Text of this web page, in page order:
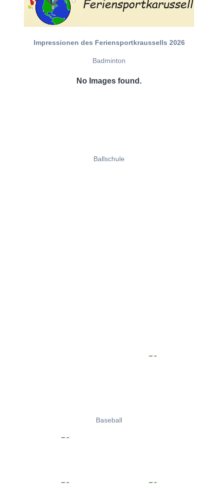
Impressionen des Feriensportkraussells 2026
Badminton
No Images found.
Ballschule
Baseball